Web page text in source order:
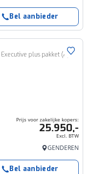
Bel aanbieder
2.0 TDI L1H1 26 Comfortline 90PK / 66kW, Executive plus pakket (Apple Carplay & Android Auto, navigatie discover pro, DAB+), bijrijdersbank, airco, achteruitrijcamera (rear view), achterdeuren zonder ruit, tussenwand, betonplex vloer, zijwand betimmering, trekhaak
Prijs voor zakelijke kopers:
25.950,-
Excl. BTW
GENDEREN
Bel aanbieder